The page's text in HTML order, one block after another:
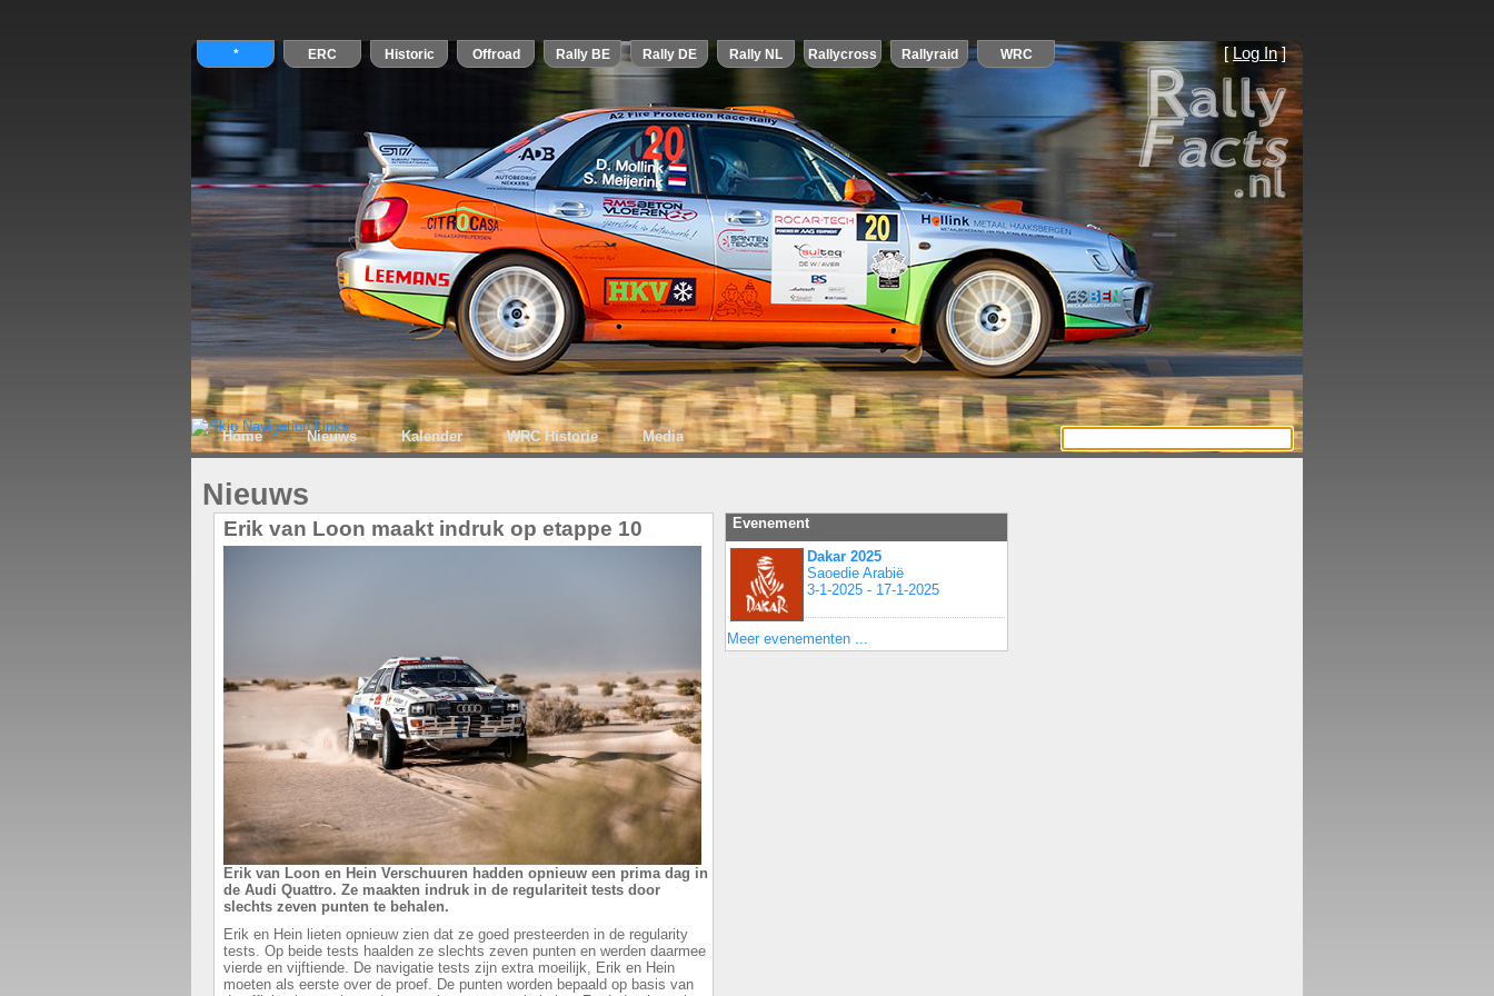
[ Log In]
Home Nieuws Kalender WRC Historie Media
Nieuws
Erik van Loon maakt indruk op etappe 10
Erik van Loon en Hein Verschuuren hadden opnieuw een prima dag in
de Audi Quattro. Ze maakten indruk in de regulariteit tests door
slechts zeven punten te behalen.
Erik en Hein lieten opnieuw zien dat ze goed presteerden in de regularity
tests. Op beide tests haalden ze slechts zeven punten en werden daarmee
vierde en vijftiende. De navigatie tests zijn extra moeilijk, Erik en Hein
moeten als eerste over de proef. De punten worden bepaald op basis van
Evenement
Dakar 2025
Saoedie Arabië
3-1-2025 - 17-1-2025
Meer evenementen ...